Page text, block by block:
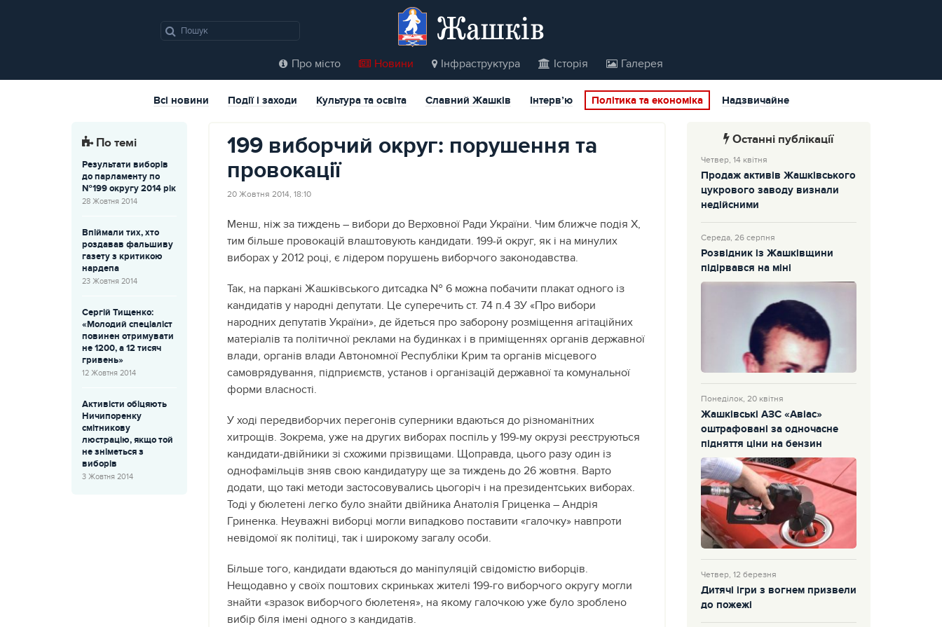
Жашків
Про місто Новини Інфраструктура Історія Галерея
Всі новини Події і заходи Культура та освіта Славний Жашків Інтерв’ю Політика та економіка Надзвичайне
По темі
Результати виборів
до парламенту по
№199 округу 2014 рік
28 Жовтня 2014
Впіймали тих, хто
роздавав фальшиву
газету з критикою
нардепа
23 Жовтня 2014
Сергій Тищенко:
«Молодий спеціаліст
повинен отримувати
не 1200, а 12 тисяч
гривень»
12 Жовтня 2014
Активісти обіцяють
Ничипоренку
смітникову
люстрацію, якщо той
не зніметься з
виборів
3 Жовтня 2014
199 виборчий округ: порушення та
провокації
20 Жовтня 2014, 18:10
Менш, ніж за тиждень – вибори до Верховної Ради України. Чим ближче подія Х,
тим більше провокацій влаштовують кандидати. 199-й округ, як і на минулих
виборах у 2012 році, є лідером порушень виборчого законодавства.
Так, на паркані Жашківського дитсадка № 6 можна побачити плакат одного із
кандидатів у народні депутати. Це суперечить ст. 74 п.4 ЗУ «Про вибори
народних депутатів України», де йдеться про заборону розміщення агітаційних
матеріалів та політичної реклами на будинках і в приміщеннях органів державної
влади, органів влади Автономної Республіки Крим та органів місцевого
самоврядування, підприємств, установ і організацій державної та комунальної
форми власності.
У ході передвиборчих перегонів суперники вдаються до різноманітних
хитрощів. Зокрема, уже на других виборах поспіль у 199-му окрузі реєструються
кандидати-двійники зі схожими прізвищами. Щоправда, цього разу один із
однофамільців зняв свою кандидатуру ще за тиждень до 26 жовтня. Варто
додати, що такі методи застосовувались цьогоріч і на президентських виборах.
Тоді у бюлетені легко було знайти двійника Анатолія Гриценка – Андрія
Гриненка. Неуважні виборці могли випадково поставити «галочку» навпроти
невідомої як політиці, так і широкому загалу особи.
Більше того, кандидати вдаються до маніпуляцій свідомістю виборців.
Нещодавно у своїх поштових скриньках жителі 199-го виборчого округу могли
знайти «зразок виборчого бюлетеня», на якому галочкою уже було зроблено
вибір біля імені одного з кандидатів.
Останні публікації
Четвер, 14 квітня
Продаж активів Жашківського
цукрового заводу визнали
недійсними
Середа, 26 серпня
Розвідник із Жашківщини
підірвався на міні
Понеділок, 20 квітня
Жашківські АЗС «Авіас»
оштрафовані за одночасне
підняття ціни на бензин
Четвер, 12 березня
Дитячі ігри з вогнем призвели
до пожежі